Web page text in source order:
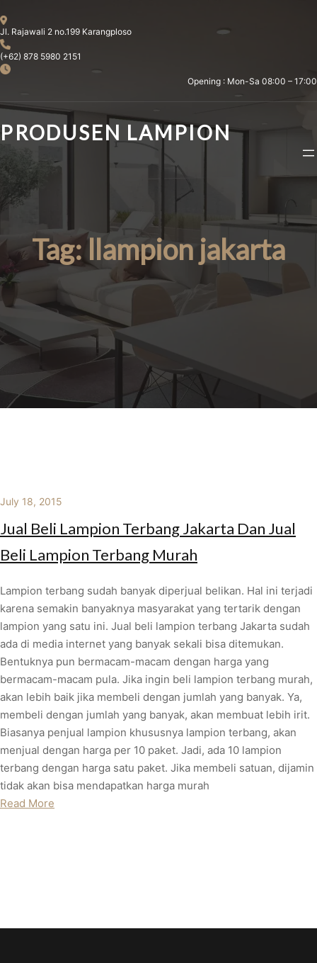
to
content
Jl. Rajawali 2 no.199 Karangploso
(+62) 878 5980 2151
Opening : Mon-Sa 08:00 – 17:00
PRODUSEN LAMPION
Tag:llampion jakarta
July 18, 2015
Jual Beli Lampion Terbang Jakarta Dan Jual
Beli Lampion Terbang Murah
Lampion terbang sudah banyak diperjual belikan. Hal ini terjadi
karena semakin banyaknya masyarakat yang tertarik dengan
lampion yang satu ini. Jual beli lampion terbang Jakarta sudah
ada di media internet yang banyak sekali bisa ditemukan.
Bentuknya pun bermacam-macam dengan harga yang
bermacam-macam pula. Jika ingin beli lampion terbang murah,
akan lebih baik jika membeli dengan jumlah yang banyak. Ya,
membeli dengan jumlah yang banyak, akan membuat lebih irit.
Biasanya penjual lampion khususnya lampion terbang, akan
menjual dengan harga per 10 paket. Jadi, ada 10 lampion
terbang dengan harga satu paket. Jika membeli satuan, dijamin
tidak akan bisa mendapatkan harga murah
Read More